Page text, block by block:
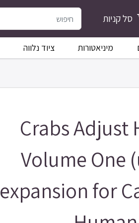
סל קניות
מיניאטורות ציוד נלווה
Crabs
Volume One
expansion for